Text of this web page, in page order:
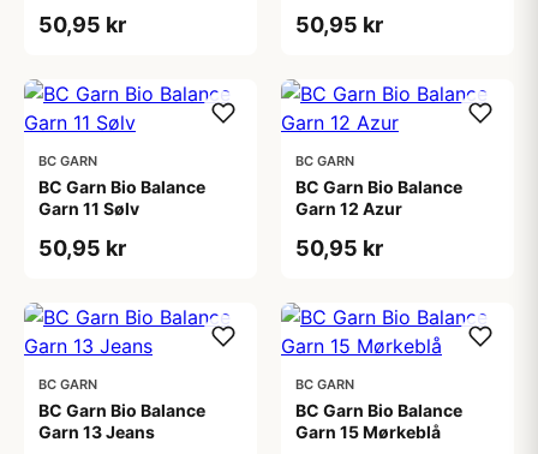
50,95 kr 50,95 kr
BC GARN
BC Garn Bio Balance
Garn 11 Sølv
50,95 kr
BC GARN
BC Garn Bio Balance
Garn 12 Azur
50,95 kr
BC GARN
BC Garn Bio Balance
Garn 13 Jeans
BC GARN
BC Garn Bio Balance
Garn 15 Mørkeblå